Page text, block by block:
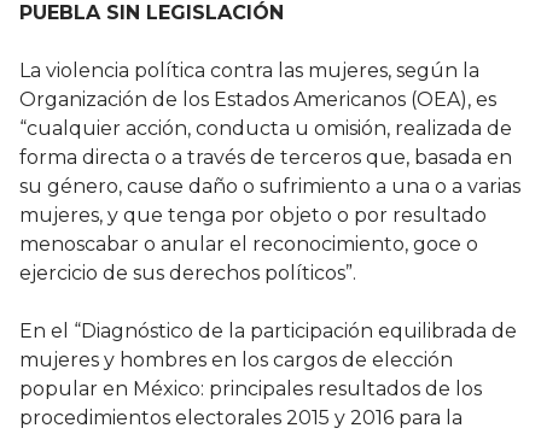
PUEBLA SIN LEGISLACIÓN
La violencia política contra las mujeres, según la
Organización de los Estados Americanos (OEA), es
“cualquier acción, conducta u omisión, realizada de
forma directa o a través de terceros que, basada en
su género, cause daño o sufrimiento a una o a varias
mujeres, y que tenga por objeto o por resultado
menoscabar o anular el reconocimiento, goce o
ejercicio de sus derechos políticos”.
En el “Diagnóstico de la participación equilibrada de
mujeres y hombres en los cargos de elección
popular en México: principales resultados de los
procedimientos electorales 2015 y 2016 para la